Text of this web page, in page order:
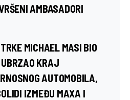
AMBASADORI
MICHAEL MASI BIO
KRAJ
AUTOMOBILA,
IZMEĐU MAXA I